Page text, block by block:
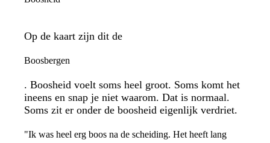
Op de kaart zijn dit de
Boosbergen
. Boosheid voelt soms heel groot. Soms komt het
ineens en snap je niet waarom. Dat is normaal.
Soms zit er onder de boosheid eigenlijk verdriet.
"Ik was heel erg boos na de scheiding. Het heeft lang